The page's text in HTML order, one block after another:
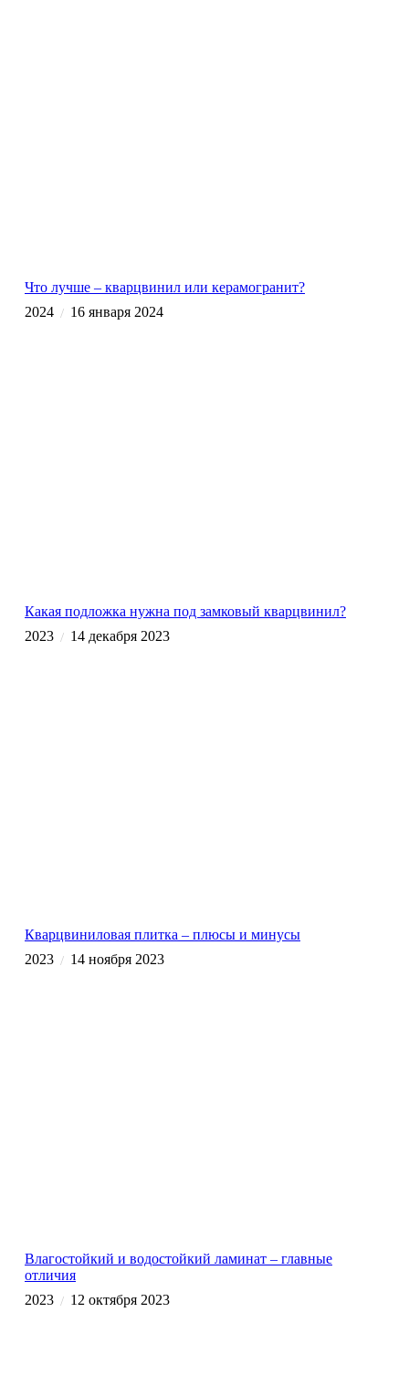
Что лучше – кварцвинил или керамогранит?
2024 / 16 января 2024
Какая подложка нужна под замковый кварцвинил?
2023 / 14 декабря 2023
Кварцвиниловая плитка – плюсы и минусы
2023 / 14 ноября 2023
Влагостойкий и водостойкий ламинат – главные
отличия
2023 / 12 октября 2023